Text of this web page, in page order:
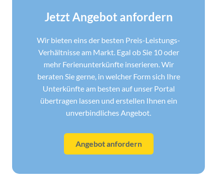
Jetzt Angebot anfordern
Wir bieten eins der besten Preis-Leistungs-
Verhältnisse am Markt. Egal ob Sie 10 oder
mehr Ferienunterkünfte inserieren. Wir
beraten Sie gerne, in welcher Form sich Ihre
Unterkünfte am besten auf unser Portal
übertragen lassen und erstellen Ihnen ein
unverbindliches Angebot.
Angebot anfordern